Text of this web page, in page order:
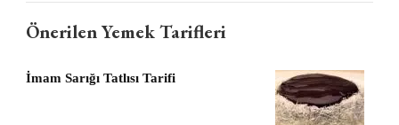
Önerilen Yemek Tarifleri
İmam Sarığı Tatlısı Tarifi